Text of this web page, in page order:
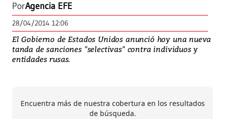
PorAgencia EFE
28/04/2014 12:06
El Gobierno de Estados Unidos anunció hoy una nueva
tanda de sanciones "selectivas" contra individuos y
entidades rusas.
Encuentra más de nuestra cobertura en los resultados
de búsqueda.